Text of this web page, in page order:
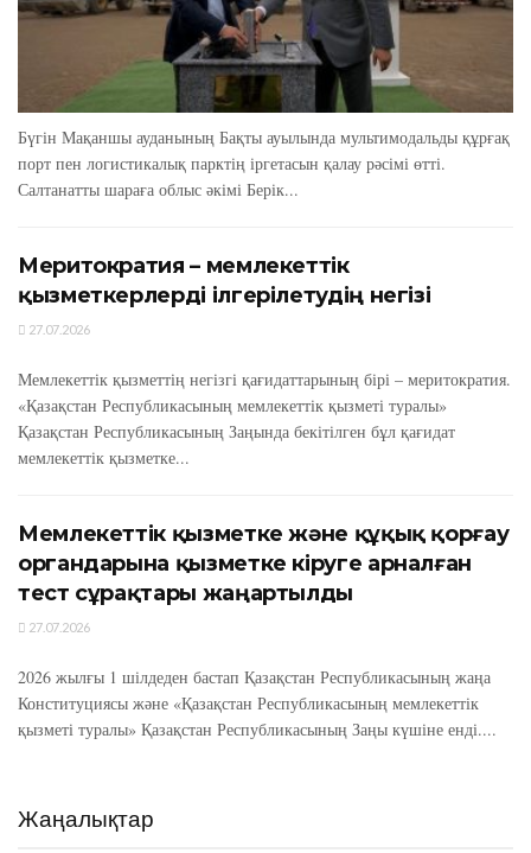
Бүгін Мақаншы ауданының Бақты ауылында мультимодальды құрғақ
порт пен логистикалық парктің іргетасын қалау рәсімі өтті.
Салтанатты шараға облыс әкімі Берік...
Меритократия – мемлекеттік
қызметкерлерді ілгерілетудің негізі
27.07.2026
Мемлекеттік қызметтің негізгі қағидаттарының бірі – меритократия.
«Қазақстан Республикасының мемлекеттік қызметі туралы»
Қазақстан Республикасының Заңында бекітілген бұл қағидат
мемлекеттік қызметке...
Мемлекеттік қызметке және құқық қорғау
органдарына қызметке кіруге арналған
тест сұрақтары жаңартылды
27.07.2026
2026 жылғы 1 шілдеден бастап Қазақстан Республикасының жаңа
Конституциясы және «Қазақстан Республикасының мемлекеттік
қызметі туралы» Қазақстан Республикасының Заңы күшіне енді....
Жаңалықтар